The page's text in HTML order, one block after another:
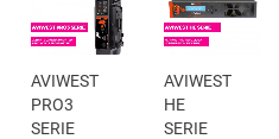
AVIWEST
PRO3
SERIE
AVIWEST
HE
SERIE